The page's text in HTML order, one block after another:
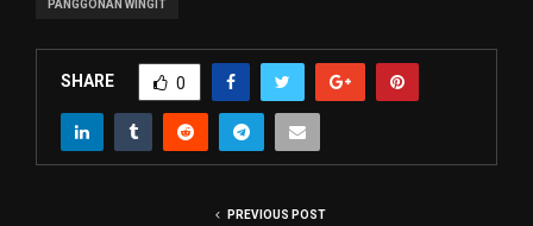
PANGGONAN WINGIT
SHARE 0
PREVIOUS POST